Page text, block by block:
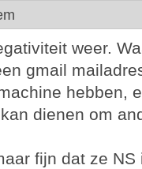
weer.
gmail
hebben,
dienen om
fijn dat ze